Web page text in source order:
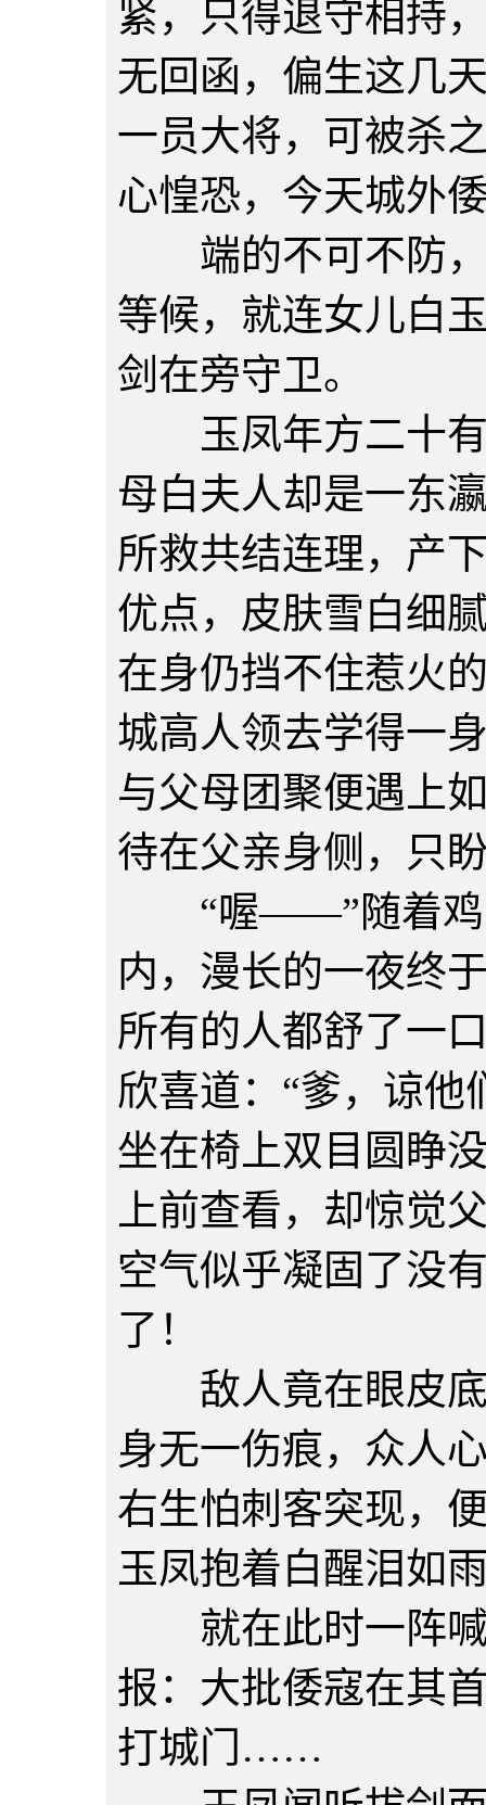
紧，只得退守相持
无回函，偏生这几
一员大将，可被杀
心惶恐，今天城外
端的不可不防，
等候，就连女儿白
剑在旁守卫。
玉凤年方二十有
母白夫人却是一东
所救共结连理，产
优点，皮肤雪白细
在身仍挡不住惹火
城高人领去学得一
与父母团聚便遇上
待在父亲身侧，只
“喔——”随着鸡
内，漫长的一夜终
所有的人都舒了一
欣喜道：“爹，谅
坐在椅上双目圆睁
上前查看，却惊觉
空气似乎凝固了没
了！
敌人竟在眼皮底
身无一伤痕，众人
右生怕刺客突现，
玉凤抱着白醒泪如
就在此时一阵喊
报：大批倭寇在其
打城门……